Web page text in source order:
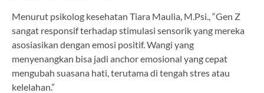
Menurut psikolog kesehatan Tiara Maulia, M.Psi., “Gen Z
sangat responsif terhadap stimulasi sensorik yang mereka
asosiasikan dengan emosi positif. Wangi yang
menyenangkan bisa jadi anchor emosional yang cepat
mengubah suasana hati, terutama di tengah stres atau
kelelahan.”